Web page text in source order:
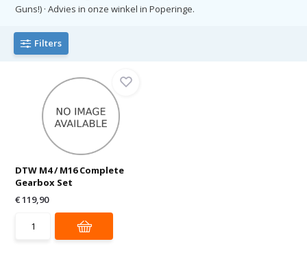
Guns!) · Advies in onze winkel in Poperinge.
Filters
DTW M4 / M16 Complete
Gearbox Set
€ 119,90